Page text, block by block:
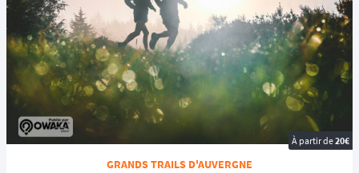
À partir de20€
GRANDS TRAILS D'AUVERGNE